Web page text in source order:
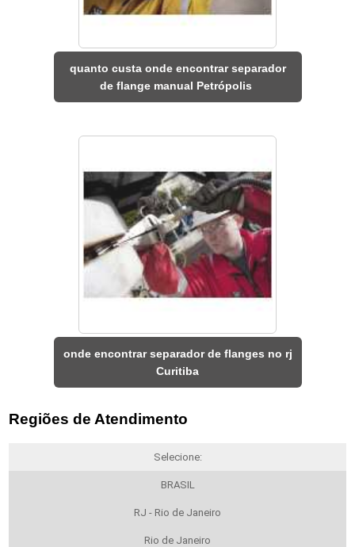
quanto custa onde encontrar separador
de flange manual Petrópolis
onde encontrar separador de flanges no rj
Curitiba
Regiões de Atendimento
Selecione:
BRASIL
RJ - Rio de Janeiro
Rio de Janeiro